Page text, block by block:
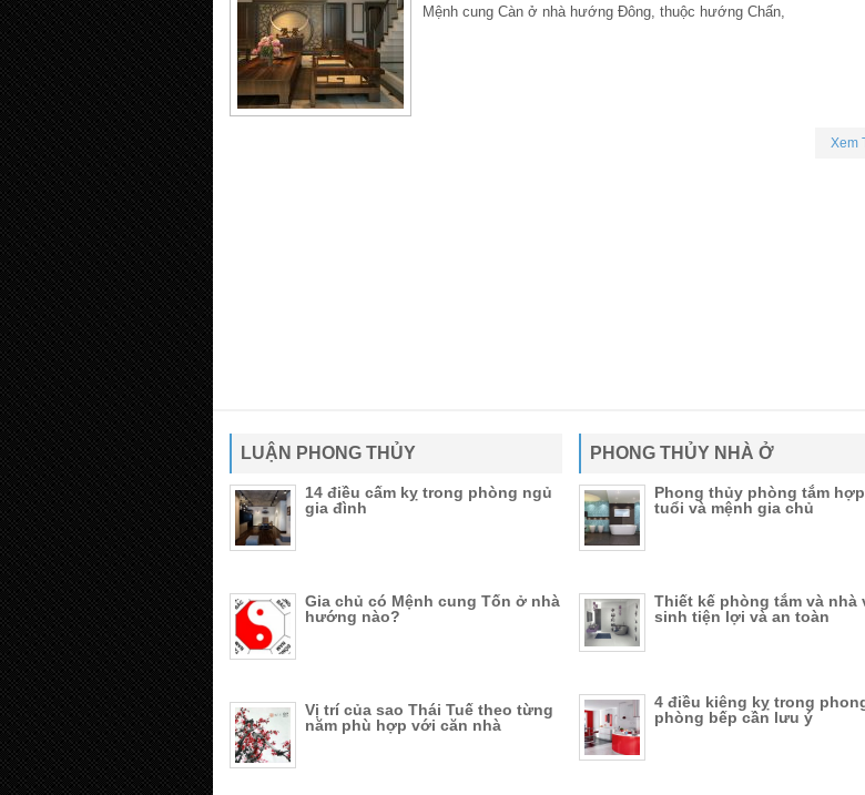
Mệnh cung Càn ở nhà hướng Đông, thuộc hướng Chấn,
Xem
LUẬN PHONG THỦY
14 điều cấm kỵ trong phòng ngủ
gia đình
Gia chủ có Mệnh cung Tốn ở nhà
hướng nào?
Vị trí của sao Thái Tuế theo từng
năm phù hợp với căn nhà
PHONG THỦY NHÀ Ở
Phong thủy phòng tắm
tuổi và mệnh gia chủ
Thiết kế phòng tắm và nhà
sinh tiện lợi và an toàn
4 điều kiêng kỵ trong
phòng bếp cần lưu ý